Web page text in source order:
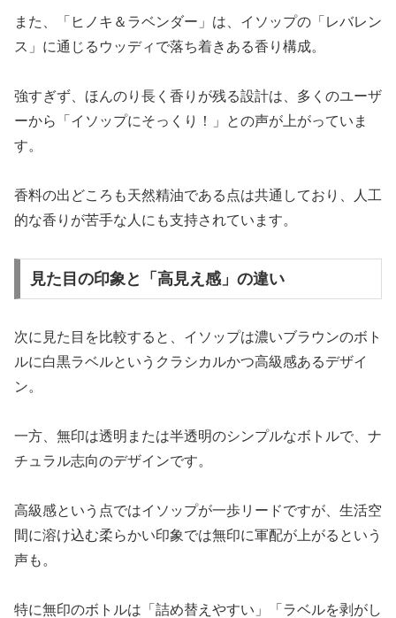
また、「ヒノキ＆ラベンダー」は、イソップの「レバレン
ス」に通じるウッディで落ち着きある香り構成。
強すぎず、ほんのり長く香りが残る設計は、多くのユーザ
ーから「イソップにそっくり！」との声が上がっていま
す。
香料の出どころも天然精油である点は共通しており、人工
的な香りが苦手な人にも支持されています。
見た目の印象と「高見え感」の違い
次に見た目を比較すると、イソップは濃いブラウンのボト
ルに白黒ラベルというクラシカルかつ高級感あるデザイ
ン。
一方、無印は透明または半透明のシンプルなボトルで、ナ
チュラル志向のデザインです。
高級感という点ではイソップが一歩リードですが、生活空
間に溶け込む柔らかい印象では無印に軍配が上がるという
声も。
特に無印のボトルは「詰め替えやすい」「ラベルを剥がし